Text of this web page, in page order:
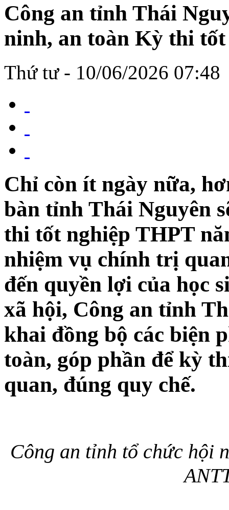
Công an tỉnh Thái
ninh, an toàn Kỳ thi
Thứ tư - 10/06/2026 07:48
Chỉ còn ít ngày nữa,
bàn tỉnh Thái Nguyên
thi tốt nghiệp THPT
nhiệm vụ chính trị
đến quyền lợi của học
xã hội, Công an tỉnh
khai đồng bộ các biện
toàn, góp phần để kỳ
quan, đúng quy chế.
Công an tỉnh tổ chức hội